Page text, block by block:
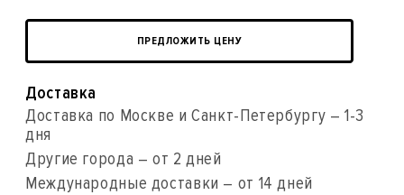
ПРЕДЛОЖИТЬ ЦЕНУ
Доставка
Доставка по Москве и Санкт-Петербургу – 1-3
дня
Другие города – от 2 дней
Международные доставки – от 14 дней